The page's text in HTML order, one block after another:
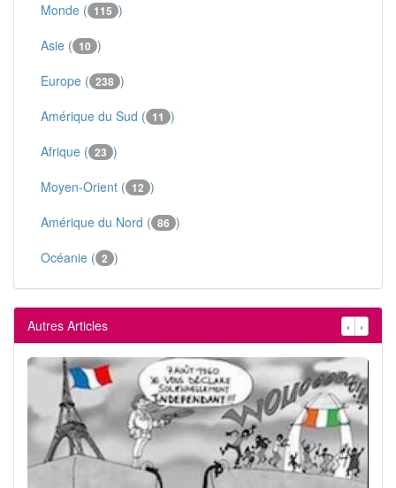
Monde ( 115 )
Asie ( 10 )
Europe ( 238 )
Amérique du Sud ( 11 )
Afrique ( 23 )
Moyen-Orient ( 12 )
Amérique du Nord ( 86 )
Océanie ( 2 )
Autres Articles ‹ ›